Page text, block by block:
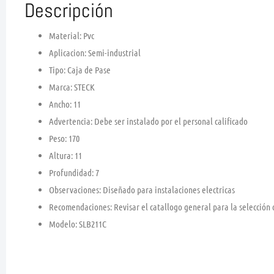
Descripción
Material: Pvc
Aplicacion: Semi-industrial
Tipo: Caja de Pase
Marca: STECK
Ancho: 11
Advertencia: Debe ser instalado por el personal calificado
Peso: 170
Altura: 11
Profundidad: 7
Observaciones: Diseñado para instalaciones electricas
Recomendaciones: Revisar el catallogo general para la selección
Modelo: SLB211C